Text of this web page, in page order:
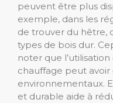
peuvent être plus
exemple, dans les
de trouver du hêtre,
types de bois dur.
noter que
chauffage peut avoir
environnementaux.
et durable aide à